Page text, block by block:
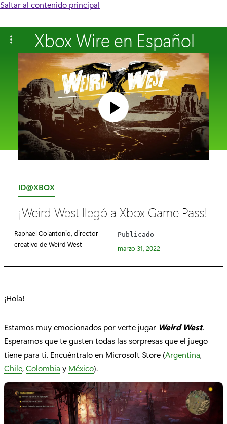
Saltar al contenido principal
Xbox Wire en Español
C
t
g
r
a
ID@XBOX
¡Weird West llegó a Xbox Game Pass!
Raphael Colantonio, director
creativo de Weird West
Publicado
marzo 31, 2022
¡Hola!
Estamos muy emocionados por verte jugar Weird West.
Esperamos que te gusten todas las sorpresas que el juego
tiene para ti. Encuéntralo en Microsoft Store (Argentina,
Chile,Colombia y México).